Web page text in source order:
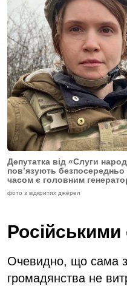
Депутатка від «Слуги
пов’язують
часом є головним
фото з відкритих джерел
Російськими
Очевидно, що сама
громадянства не